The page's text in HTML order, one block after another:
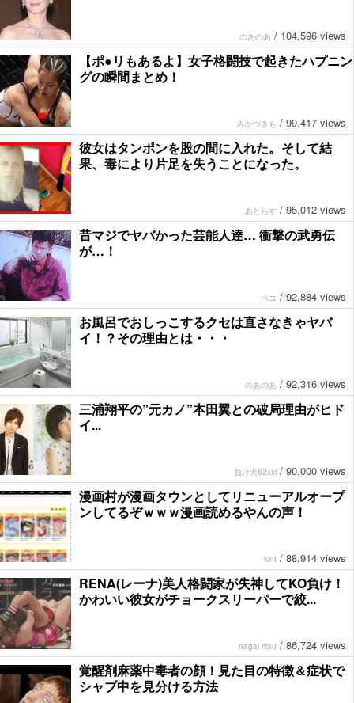
のあのあ / 104,596 views
【ポ●リもあるよ】女子格闘技で起きたハプニン
グの瞬間まとめ！
みかづきも / 99,417 views
彼女はタンポンを股の間に入れた。そして結
果、毒により片足を失うことになった。
あとらす / 95,012 views
昔マジでヤバかった芸能人達… 衝撃の武勇伝
が…！
ペコ / 92,884 views
お風呂でおしっこするクセは直さなきゃヤバ
イ！？その理由とは・・・
のあのあ / 92,316 views
三浦翔平の”元カノ”本田翼との破局理由がヒド
イ...
負け犬62xxi / 90,000 views
漫画村が漫画タウンとしてリニューアルオープ
ンしてるぞｗｗｗ漫画読めるやんの声！
kint / 88,914 views
RENA(レーナ)美人格闘家が失神してKO負け！
かわいい彼女がチョークスリーパーで絞...
nagai ritsu / 86,724 views
覚醒剤麻薬中毒者の顔！見た目の特徴＆症状で
シャブ中を見分ける方法